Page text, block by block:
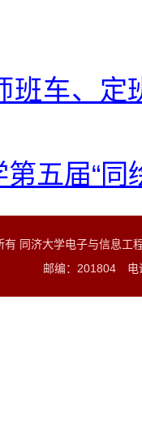
班车、定
第五届“
有 同济大学电子与信息
邮编：201804